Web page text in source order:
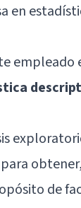
en
empleado
obtener,
de